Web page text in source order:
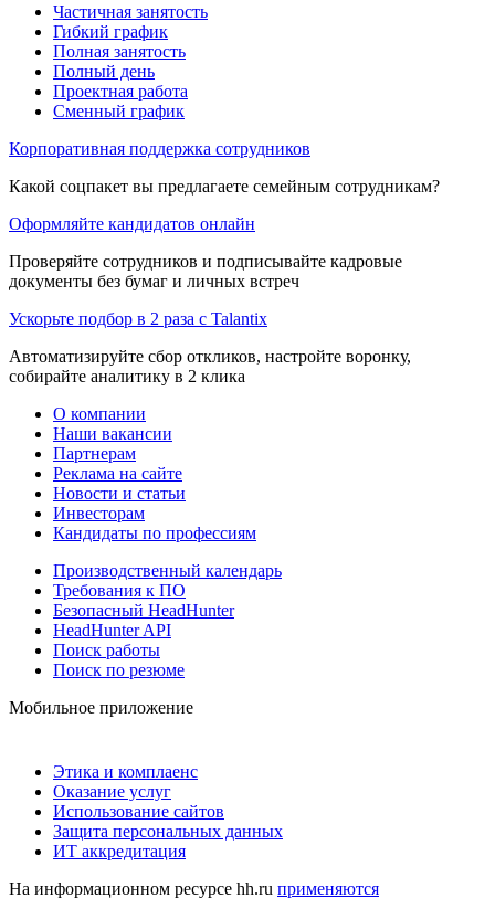
Частичная занятость
Гибкий график
Полная занятость
Полный день
Проектная работа
Сменный график
Корпоративная поддержка сотрудников
Какой соцпакет вы предлагаете семейным сотрудникам?
Оформляйте кандидатов онлайн
Проверяйте сотрудников и подписывайте кадровые
документы без бумаг и личных встреч
Ускорьте подбор в 2 раза с Talantix
Автоматизируйте сбор откликов, настройте воронку,
собирайте аналитику в 2 клика
О компании
Наши вакансии
Партнерам
Реклама на сайте
Новости и статьи
Инвесторам
Кандидаты по профессиям
Производственный календарь
Требования к ПО
Безопасный HeadHunter
HeadHunter API
Поиск работы
Поиск по резюме
Мобильное приложение
Этика и комплаенс
Оказание услуг
Использование сайтов
Защита персональных данных
ИТ аккредитация
На информационном ресурсе hh.ru применяются